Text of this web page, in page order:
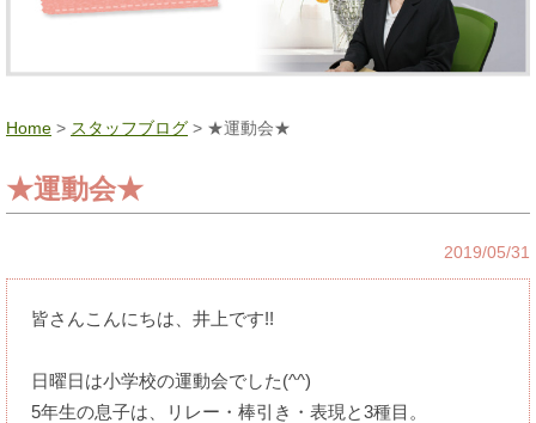
Home > スタッフブログ > ★運動会★
★運動会★
2019/05/31
皆さんこんにちは、井上です!!
日曜日は小学校の運動会でした(^^)
5年生の息子は、リレー・棒引き・表現と3種目。